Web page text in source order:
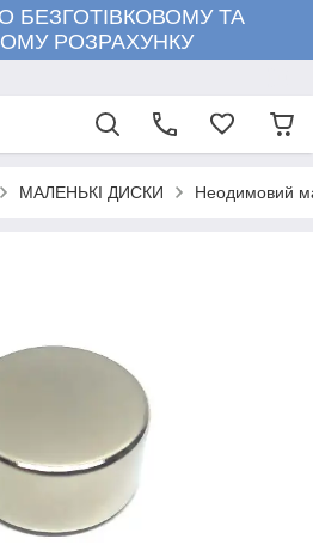
ТА
РОЗРАХУНКУ
МАЛЕНЬКІ ДИСКИ Неодимовий